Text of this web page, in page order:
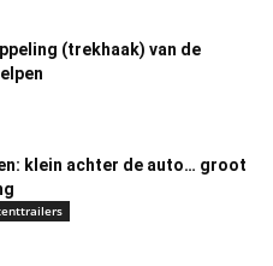
(trekhaak) van de
klein achter de auto… groot